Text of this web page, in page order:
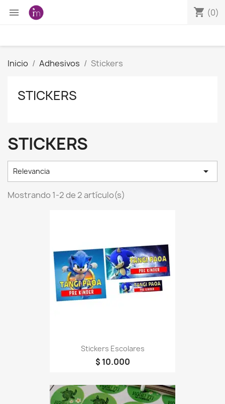
 shopping_cart (0)
Inicio Adhesivos Stickers
STICKERS
STICKERS
Relevancia 
Mostrando 1-2 de 2 artículo(s)
Stickers Escolares
$ 10.000